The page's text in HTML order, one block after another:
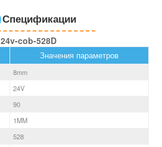
Спецификации
24v-cob-528D
Значения параметров
8mm
24V
90
1MM
528